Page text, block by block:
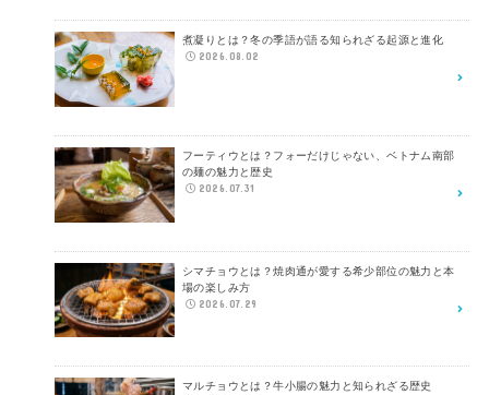
煮凝りとは？冬の季語が語る知られざる起源と進化
2026.08.02
フーティウとは？フォーだけじゃない、ベトナム南部
の麺の魅力と歴史
2026.07.31
シマチョウとは？焼肉通が愛する希少部位の魅力と本
場の楽しみ方
2026.07.29
マルチョウとは？牛小腸の魅力と知られざる歴史